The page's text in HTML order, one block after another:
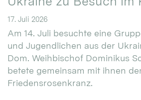
17. Juli 2026
Am 14. Juli besuchte eine
und Jugendlichen aus der
Dom. Weihbischof Dominikus
betete gemeinsam mit ihnen
Friedensrosenkranz.